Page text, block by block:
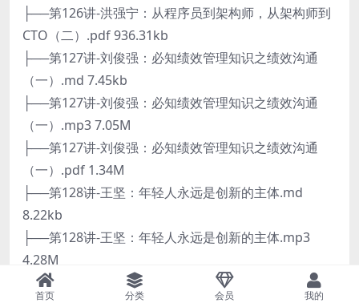
├──第126讲-洪强宁：从程序员到架构师，从架构师到
CTO（二）.pdf 936.31kb
├──第127讲-刘俊强：必知绩效管理知识之绩效沟通
（一）.md 7.45kb
├──第127讲-刘俊强：必知绩效管理知识之绩效沟通
（一）.mp3 7.05M
├──第127讲-刘俊强：必知绩效管理知识之绩效沟通
（一）.pdf 1.34M
├──第128讲-王坚：年轻人永远是创新的主体.md
8.22kb
├──第128讲-王坚：年轻人永远是创新的主体.mp3
4.28M
├──第128讲-王坚：年轻人永远是创新的主体.pdf
首页 分类 会员 我的